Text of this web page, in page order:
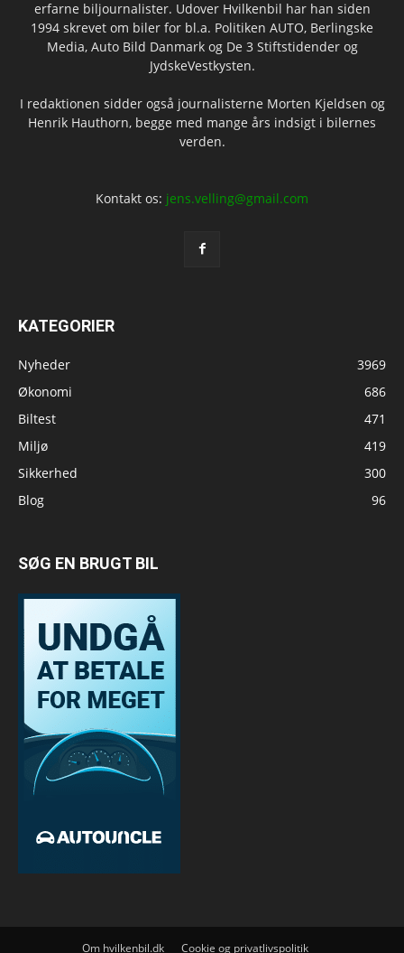
erfarne biljournalister. Udover Hvilkenbil har han siden
1994 skrevet om biler for bl.a. Politiken AUTO, Berlingske
Media, Auto Bild Danmark og De 3 Stiftstidender og
JydskeVestkysten.
I redaktionen sidder også journalisterne Morten Kjeldsen og
Henrik Hauthorn, begge med mange års indsigt i bilernes
verden.
Kontakt os: jens.velling@gmail.com
KATEGORIER
Nyheder
3969
Økonomi
686
Biltest
471
Miljø
419
Sikkerhed
300
Blog
96
SØG EN BRUGT BIL
Om hvilkenbil.dk Cookie og privatlivspolitik